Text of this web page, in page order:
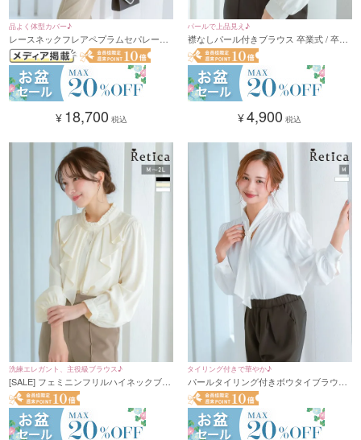
品よく体型カバー♪
レースネックフレアペプラムセパレート
パンツドレス結婚式 二次会(Sサイズ～3L
サイズ)
¥ 18,700 税込
パールで上品見え♪
襟なしパール付きブラウス 卒業式 / 卒園
式 入学式 / 入園式 ママ / 母親(Mサイズ)
(ホワイト)
¥4,900 税込
洗練エレガント、主役級ブラウス♪
[SALE] フェミニンフリルハイネックブラ
ウス セレモニー インナー フォーマル 通
勤 オフィス 入学式 入園式 卒業式 卒園式
(M/L/XLサイズ)(ブラック/クリーム/ホワ
イト)
タイリング付きで華やか♪
パールタイリング付きボウタイブラウス
卒業式 / 卒園式 入学式 / 入園式 ママ / 母
親(Mサイズ)(ホワイト)